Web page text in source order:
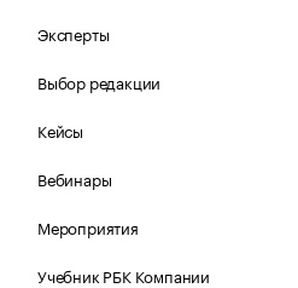
Эксперты
Выбор редакции
Кейсы
Вебинары
Мероприятия
Учебник РБК Компании